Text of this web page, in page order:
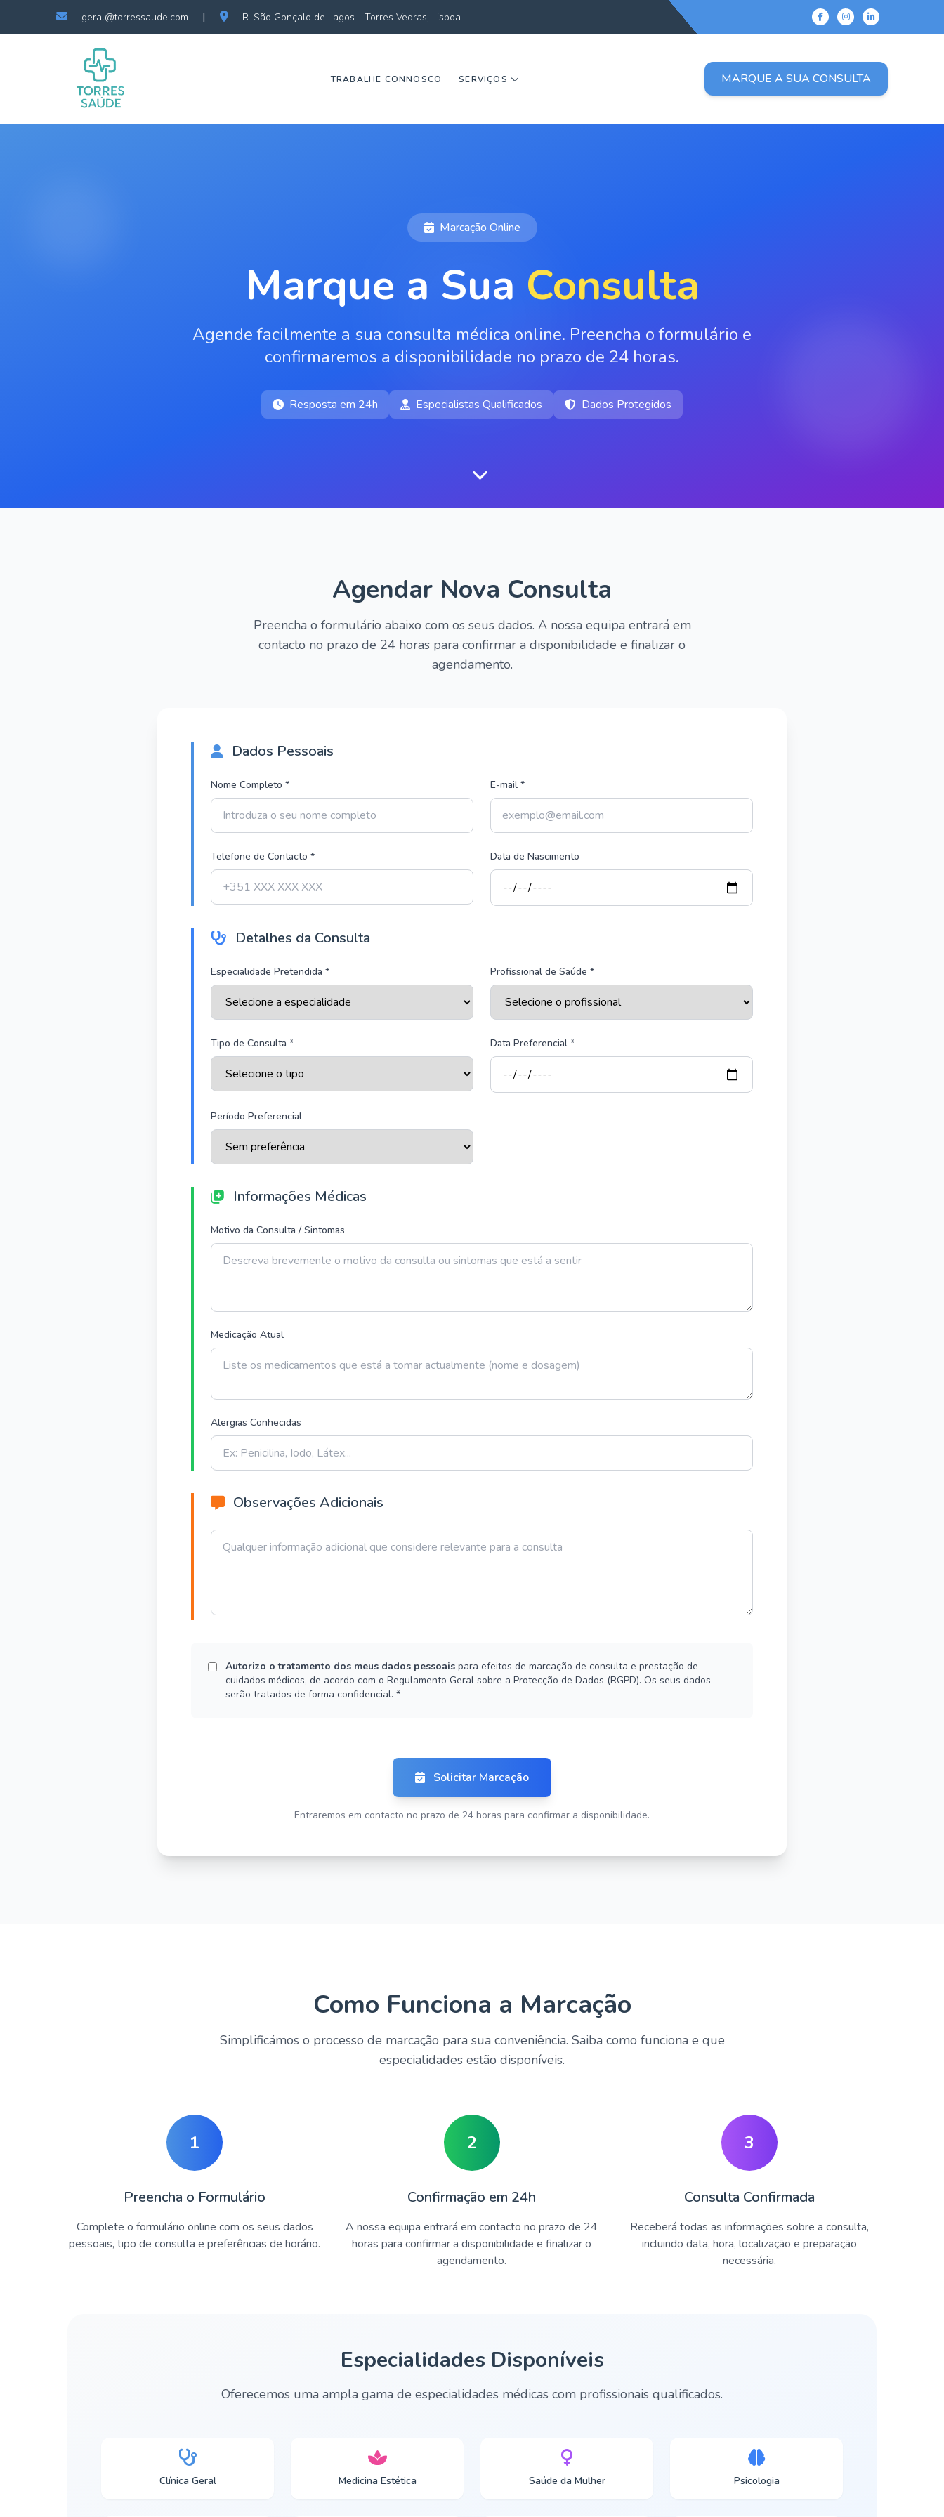
geral@torressaude.com | R. São Gonçalo de Lagos - Torres Vedras, Lisboa
TRABALHE CONNOSCO SERVIÇOS MARQUE A SUA CONSULTA
Marcação Online
Marque a Sua Consulta
Agende facilmente a sua consulta médica online. Preencha o formulário e
confirmaremos a disponibilidade no prazo de 24 horas.
Resposta em 24h Especialistas Qualificados Dados Protegidos
Agendar Nova Consulta
Preencha o formulário abaixo com os seus dados. A nossa equipa entrará em
contacto no prazo de 24 horas para confirmar a disponibilidade e finalizar o
agendamento.
Dados Pessoais
Nome Completo * E-mail *
Telefone de Contacto * Data de Nascimento
Detalhes da Consulta
Especialidade Pretendida * Profissional de Saúde *
Tipo de Consulta * Data Preferencial *
Período Preferencial
Informações Médicas
Motivo da Consulta / Sintomas
Medicação Atual
Alergias Conhecidas
Observações Adicionais
Autorizo o tratamento dos meus dados pessoais para efeitos de marcação de consulta e prestação de
cuidados médicos, de acordo com o Regulamento Geral sobre a Protecção de Dados (RGPD). Os seus dados
serão tratados de forma confidencial. *
Solicitar Marcação
Entraremos em contacto no prazo de 24 horas para confirmar a disponibilidade.
Como Funciona a Marcação
Simplificámos o processo de marcação para sua conveniência. Saiba como funciona e que
especialidades estão disponíveis.
1
Preencha o Formulário
Complete o formulário online com os seus dados
pessoais, tipo de consulta e preferências de horário.
2
Confirmação em 24h
A nossa equipa entrará em contacto no prazo de 24
horas para confirmar a disponibilidade e finalizar o
agendamento.
3
Consulta Confirmada
Receberá todas as informações sobre a consulta,
incluindo data, hora, localização e preparação
necessária.
Especialidades Disponíveis
Oferecemos uma ampla gama de especialidades médicas com profissionais qualificados.
Clínica Geral Medicina Estética Saúde da Mulher Psicologia